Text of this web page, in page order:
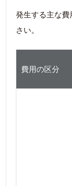
発生する主な
さい。
費用の区分